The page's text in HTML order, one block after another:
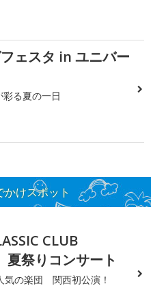
ェスタ in ユニバー
る夏の一日
けスポット
CLUB
祭りコンサート
気の楽団 関西初公演！